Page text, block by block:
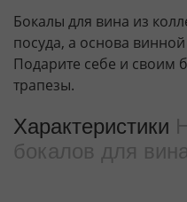
Бокалы для вина из
посуда, а основа
Подарите себе и своим
трапезы.
Характеристики
бокалов для